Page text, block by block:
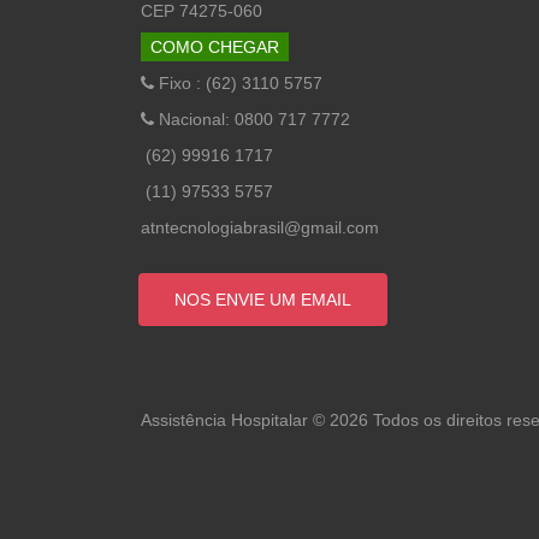
CEP 74275-060
COMO CHEGAR
Fixo : (62) 3110 5757
Nacional: 0800 717 7772
(62) 99916 1717
(11) 97533 5757
atntecnologiabrasil@gmail.com
NOS ENVIE UM EMAIL
Assistência Hospitalar © 2026 Todos os direitos